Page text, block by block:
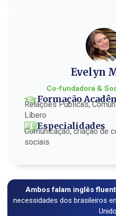
Evelyn
Co-fundadora &
Formação
Relações Públicas,
Líbero
Especialidades
Comunicação, criação de
sociais
Ambos falam inglês
necessidades dos brasileiros